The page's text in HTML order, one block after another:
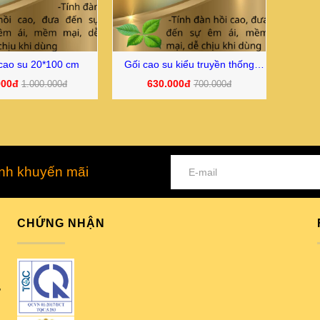
su 20*100 cm
1.000.000đ
Gối cao su kiểu truyền thống
40*60*14 cm
630.000đ 700.000đ
khuyến mãi
CHỨNG NHẬN